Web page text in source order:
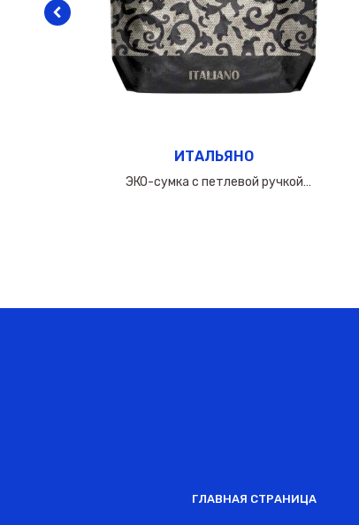
ИТАЛЬЯНО
ЭКО-сумка с петлевой ручкой
ГЛАВНАЯ СТРАНИЦА